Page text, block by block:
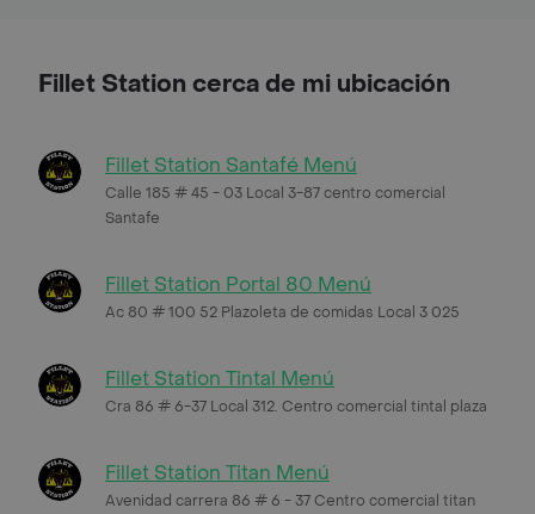
Fillet Station cerca de mi ubicación
Fillet Station Santafé Menú
Calle 185 # 45 - 03 Local 3-87 centro comercial
Santafe
Fillet Station Portal 80 Menú
Ac 80 # 100 52 Plazoleta de comidas Local 3 025
Fillet Station Tintal Menú
Cra 86 # 6-37 Local 312. Centro comercial tintal plaza
Fillet Station Titan Menú
Avenidad carrera 86 # 6 - 37 Centro comercial titan